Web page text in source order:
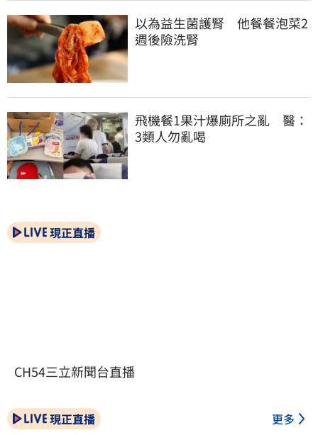
以為益生菌護腎　他餐餐泡菜2
週後險洗腎
飛機餐1果汁爆廁所之亂　醫：
3類人勿亂喝
現正直播
CH54三立新聞台直播
現正直播 更多